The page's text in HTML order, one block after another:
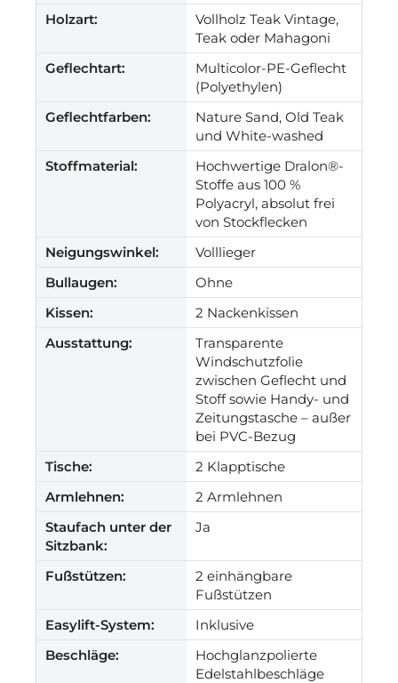
Holzart:
Vollholz Teak Vintage,
Teak oder Mahagoni
Geflechtart:
Multicolor-PE-Geflecht
(Polyethylen)
Geflechtfarben:
Nature Sand, Old Teak
und White-washed
Stoffmaterial:
Hochwertige Dralon®-
Stoffe aus 100 %
Polyacryl, absolut frei
von Stockflecken
Neigungswinkel:
Volllieger
Bullaugen:
Ohne
Kissen:
2 Nackenkissen
Ausstattung:
Transparente
Windschutzfolie
zwischen Geflecht und
Stoff sowie Handy- und
Zeitungstasche – außer
bei PVC-Bezug
Tische:
2 Klapptische
Armlehnen:
2 Armlehnen
Staufach unter der
Sitzbank:
Ja
Fußstützen:
2 einhängbare
Fußstützen
Easylift-System:
Inklusive
Beschläge:
Hochglanzpolierte
Edelstahlbeschläge